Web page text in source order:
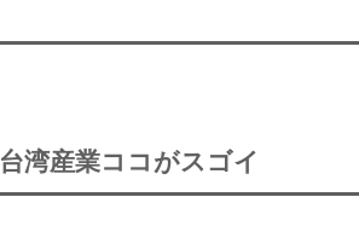
台湾産業ココがスゴイ